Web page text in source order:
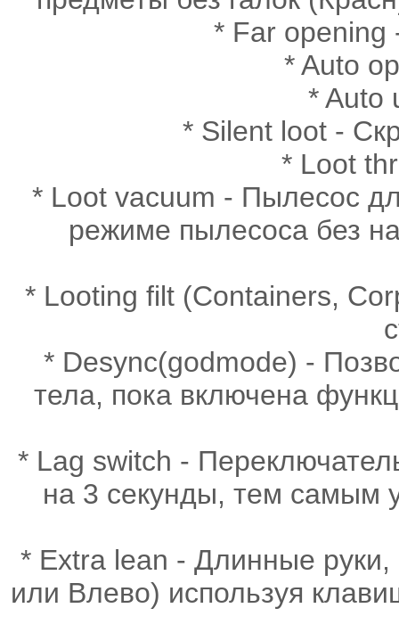
* Far opening
* Auto
* Auto
* Silent loot -
* Loot
* Loot vacuum - Пылесос
режиме пылесоса без
* Looting filt (Containers,
* Desync(godmode) -
тела, пока включена
* Lag switch -
на 3 секунды, тем самым
* Extra lean - Длинные руки,
или Влево) используя